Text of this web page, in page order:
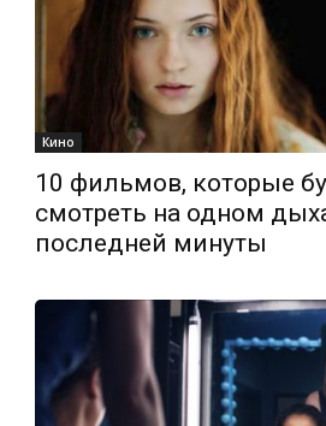
Кино
10 фильмов, которые
смотреть на одном
последней минуты